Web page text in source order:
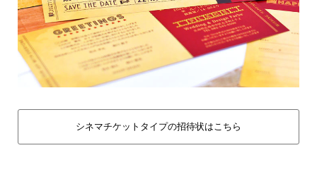
シネマチケットタイプの招待状はこちら